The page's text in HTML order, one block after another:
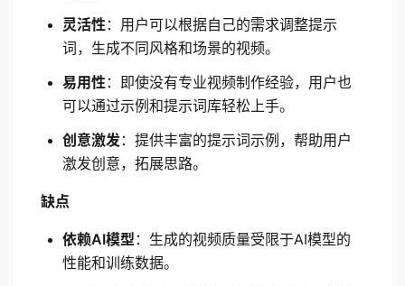
灵活性 ：用户可以根据自己的需求调整提示
词，生成不同风格和场景的视频。
易用性 ：即使没有专业视频制作经验，用户也
可以通过示例和提示词库轻松上手。
创意激发：提供丰富的提示词示例，帮助用户
激发创意，拓展思路。
缺点
依赖AI模型 ：生成的视频质量受限于AI模型的
性能和训练数据。